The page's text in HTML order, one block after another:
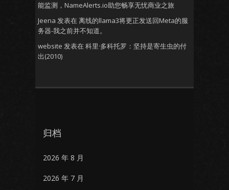
能监测，NameAlerts.io助您畅享无忧商业之旅
Jeena 发表在 离线的llama3将更正发送回Meta的服
务器-我之前并不知道。
website 发表在 科里·多科托罗：坚持是寄生虫的付
出(2010)
归档
2026 年 8 月
2026 年 7 月